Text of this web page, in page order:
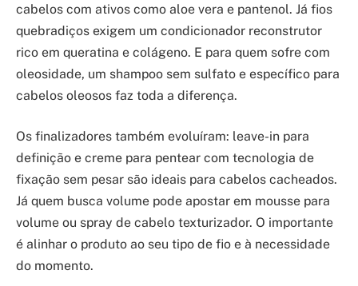
cabelos com ativos como aloe vera e pantenol. Já fios
quebradiços exigem um condicionador reconstrutor
rico em queratina e colágeno. E para quem sofre com
oleosidade, um shampoo sem sulfato e específico para
cabelos oleosos faz toda a diferença.
Os finalizadores também evoluíram: leave-in para
definição e creme para pentear com tecnologia de
fixação sem pesar são ideais para cabelos cacheados.
Já quem busca volume pode apostar em mousse para
volume ou spray de cabelo texturizador. O importante
é alinhar o produto ao seu tipo de fio e à necessidade
do momento.